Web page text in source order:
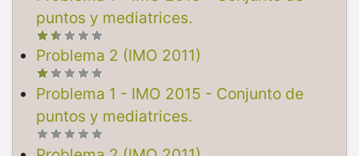
puntos y mediatrices.
Problema 2 (IMO 2011)
Problema 1 - IMO 2015 - Conjunto de
puntos y mediatrices.